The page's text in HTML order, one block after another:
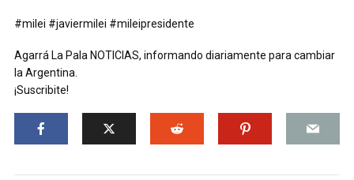
#milei #javiermilei #mileipresidente
Agarrá La Pala NOTICIAS, informando diariamente para cambiar
la Argentina.
¡Suscribite!